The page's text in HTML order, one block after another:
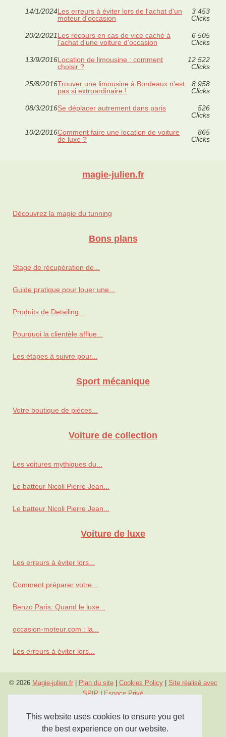
This website uses cookies to ensure you get
the best experience on our website.
14/1/2024Les erreurs à éviter lors de l'achat d'un
moteur d'occasion
3 453
Clicks
20/2/2021Les recours en cas de vice caché à
l’achat d’une voiture d’occasion
6 505
Clicks
13/9/2016Location de limousine : comment
choisir ?
12 522
Clicks
25/8/2016Trouver une limousine à Bordeaux n'est
pas si extroardinaire !
8 958
Clicks
08/3/2016Se déplacer autrement dans paris
526
Clicks
10/2/2016Comment faire une location de voiture
de luxe ?
865
Clicks
magie-julien.fr
Découvrez la magie du tunning
Bons plans
Stage de récupération de...
Guide pratique pour louer une...
Produits de Detailing...
Pourquoi la clientèle afflue...
Les étapes à suivre pour...
Sport mécanique
Votre boutique de pièces...
Voiture de collection
Les voitures mythiques du...
Le batteur Nicoli Pierre Jean...
Le batteur Nicoli Pierre Jean...
Voiture de luxe
Les erreurs à éviter lors...
Comment préparer votre...
Benzo Paris: Quand le luxe...
occasion-moteur.com : la...
Les erreurs à éviter lors...
© 2026 Magie-julien.fr| Plan du site| Cookies Policy| Site réalisé avec
SPIP|Espace Privé